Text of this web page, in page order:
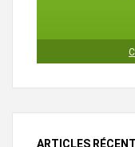
ARTICLES